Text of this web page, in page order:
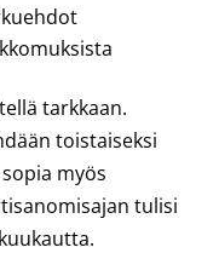
tarkkaan.
toistaiseksi
myös
tulisi